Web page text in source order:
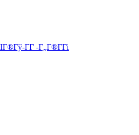
Г­Г -Г„Г®Г­Гі